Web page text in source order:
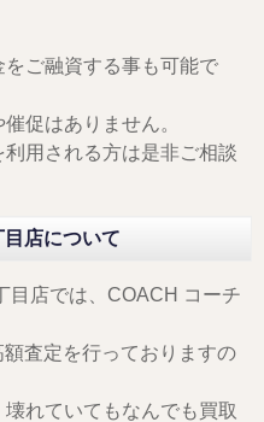
ご融資する事も可能で
促はありません。
用される方は是非ご相談
店について
目店では、COACH コーチ
査定を行っておりますの
れていてもなんでも買取